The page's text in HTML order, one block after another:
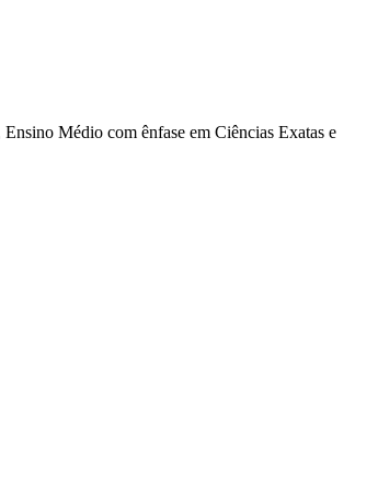
Médio com ênfase em Ciências Exatas e